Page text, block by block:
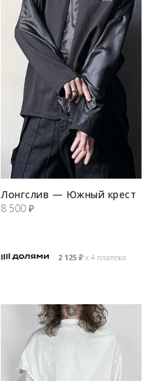
Лонгслив — Южный крест
8 500 ₽
2 125 ₽х 4 платежа